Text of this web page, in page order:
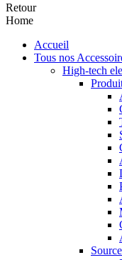
Retour
Home
Accueil
Tous nos
High-tech